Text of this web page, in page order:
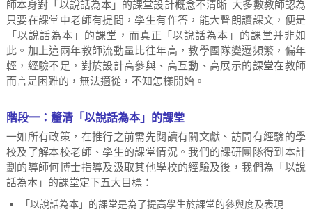
e
n
t
P
r
g
r
a
m
e
師本身對「以說話為本」的課堂設計概念不清晰: 大多數教師認為
只要在課堂中老師有提問，學生有作答，能大聲朗讀課文，便是
「以說話為本」的課堂，而真正「以說話為本」的課堂并非如
此。加上這兩年教師流動量比往年高，教學團隊變遷頻繁，偏年
輕，經驗不足，對於設計高參與、高互動、高展示的課堂在教師
而言是困難的，無法適從，不知怎樣開始。
階段一：釐清「以說話為本」的課堂
一如所有政策，在推行之前需先閱讀有關文獻、訪問有經驗的學
校及了解本校老師、學生的課堂情況。我們的課研團隊得到本計
劃的導師何博士指導及汲取其他學校的經驗及後，我們為「以說
話為本」的課堂定下五大目標：
「以說話為本」的課堂是為了提高學生於課堂的參與度及表現